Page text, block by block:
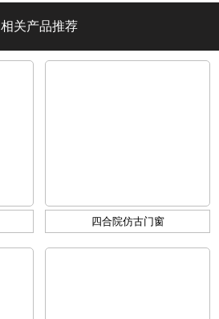
相关产品推荐
四合院仿古门窗